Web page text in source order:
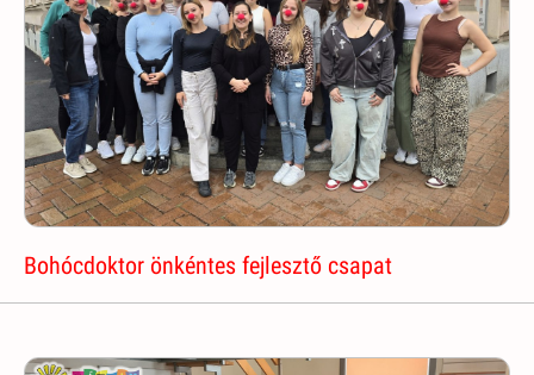
Bohócdoktor önkéntes fejlesztő csapat